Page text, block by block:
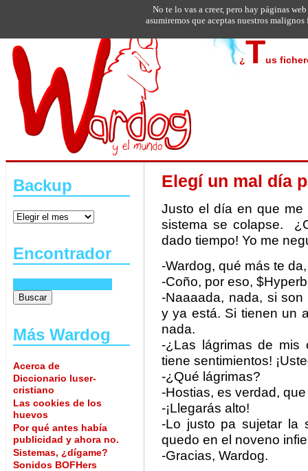
¿Tus
Backup
Encontrador
Más Wardog
Acerca de
Diccionario luser-
cristiano
Las cookies de los
huevos
Por qué antes había
publicidad y ahora no.
Sistemas, ¿dígame?
Sonidos BOFHers
Elegí un mal día
Justo el día en que me
sistema se colapse.
dado tiempo! Yo me
-Wardog, qué más te
-Coño, por eso,
-Naaaada, nada, si
y ya está. Si tienen un
nada.
-¿Las lágrimas de mis
tiene sentimientos!
-¿Qué lágrimas?
-Hostias, es verdad,
-¡Llegarás alto!
-Lo justo pa sujetar la
quedo en el noveno
-Gracias, Wardog.
No te lo vas a creer, pero hay páginas
asumiremos que aceptas nuestros